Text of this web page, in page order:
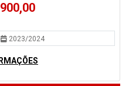
2023/2024